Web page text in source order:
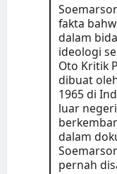
fakta
dalam
ideologi
Oto Kritik
dibuat
1965 di
luar
dalam
pernah